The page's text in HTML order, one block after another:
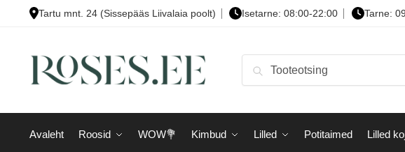
Tartu mnt. 24 (Sissepääs Liivalaia poolt) Isetarne: 08:00-22:00 Tarne:
Otsi
Avaleht Roosid WOW💐 Kimbud Lilled Potitaimed Lilled